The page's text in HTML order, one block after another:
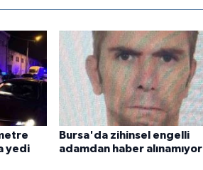
yedi
Bursa'da zihinsel engelli
adamdan haber alınamıyor